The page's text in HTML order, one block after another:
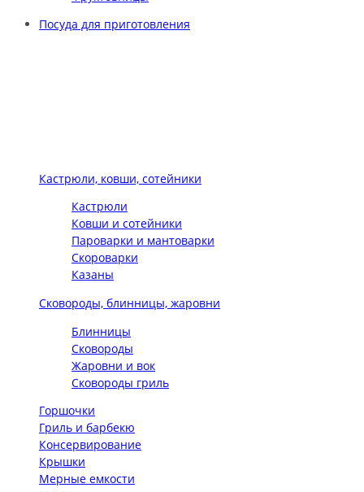
Посуда для приготовления
Кастрюли, ковши, сотейники
Кастрюли
Ковши и сотейники
Пароварки и мантоварки
Скороварки
Казаны
Сковороды, блинницы, жаровни
Блинницы
Сковороды
Жаровни и вок
Сковороды гриль
Горшочки
Гриль и барбекю
Консервирование
Крышки
Мерные емкости